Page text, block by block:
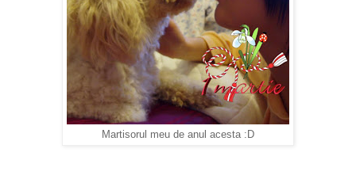
Martisorul meu de anul acesta :D